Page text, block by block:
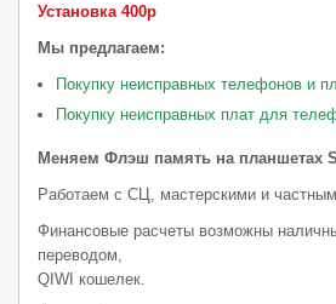
Установка 400р
Мы предлагаем:
Покупку неисправных телефонов и
Покупку неисправных плат для
Меняем Флэш память на планшетах
Работаем с СЦ, мастерскими и
Финансовые расчеты возможны
переводом,
QIWI кошелек.